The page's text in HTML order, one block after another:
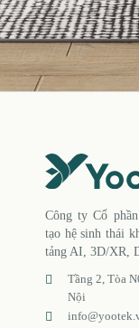
Công ty Cổ
tạo hệ sinh thái
tảng AI, 3D/XR,
Tầng 2, Tòa
Nội